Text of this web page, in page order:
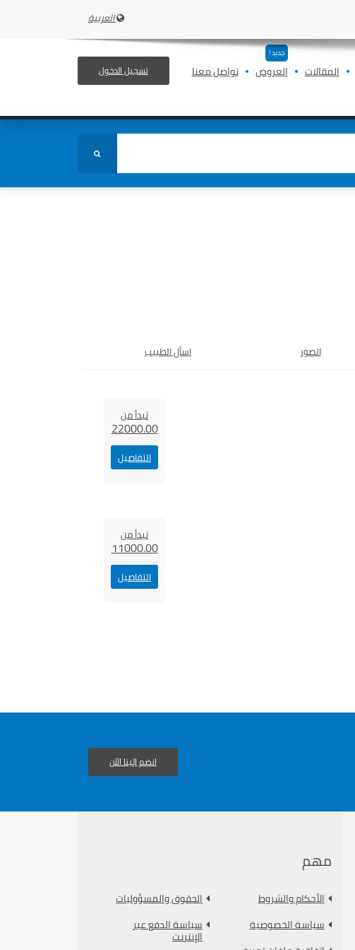
العربية
المقالات
جديد !
العروض تواصل معنا تسجيل الدخول
الصور اسأل الطبيب
تبدأ من
22000.00
التفاصيل
تبدأ من
11000.00
التفاصيل
انضم إلينا الآن
مهم
الأحكام والشروط
سياسة الخصوصية
الحقوق والمسؤوليات
سياسة الدفع عبر
الإنترنت